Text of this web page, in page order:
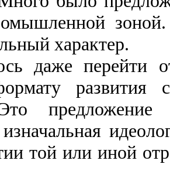
характер.
даже перейти
развития
той или иной